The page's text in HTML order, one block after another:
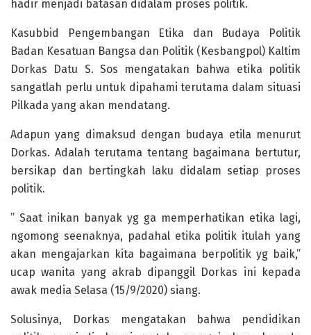
hadir menjadi batasan didalam proses politik.
Kasubbid Pengembangan Etika dan Budaya Politik
Badan Kesatuan Bangsa dan Politik (Kesbangpol) Kaltim
Dorkas Datu S. Sos mengatakan bahwa etika politik
sangatlah perlu untuk dipahami terutama dalam situasi
Pilkada yang akan mendatang.
Adapun yang dimaksud dengan budaya etila menurut
Dorkas. Adalah terutama tentang bagaimana bertutur,
bersikap dan bertingkah laku didalam setiap proses
politik.
” Saat inikan banyak yg ga memperhatikan etika lagi,
ngomong seenaknya, padahal etika politik itulah yang
akan mengajarkan kita bagaimana berpolitik yg baik,”
ucap wanita yang akrab dipanggil Dorkas ini kepada
awak media Selasa (15/9/2020) siang.
Solusinya, Dorkas mengatakan bahwa pendidikan